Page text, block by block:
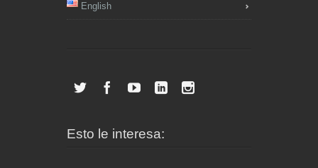
English
Esto le interesa: